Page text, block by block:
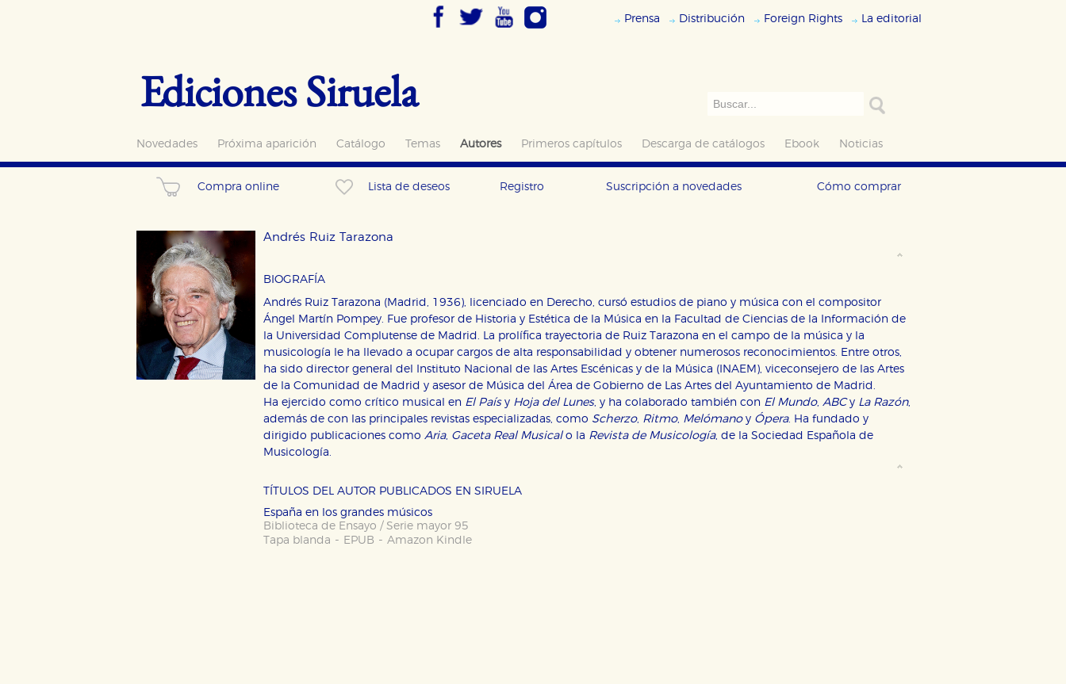
Prensa Distribución Foreign Rights La editorial
Ediciones Siruela
Novedades Próxima aparición Catálogo Temas Autores Primeros capítulos Descarga de catálogos Ebook Noticias
Compra online Lista de deseos Registro Suscripción a novedades Cómo comprar
Andrés Ruiz Tarazona
BIOGRAFÍA
Andrés Ruiz Tarazona (Madrid, 1936), licenciado en Derecho, cursó estudios de piano y música con el compositor
Ángel Martín Pompey. Fue profesor de Historia y Estética de la Música en la Facultad de Ciencias de la Información de
la Universidad Complutense de Madrid. La prolífica trayectoria de Ruiz Tarazona en el campo de la música y la
musicología le ha llevado a ocupar cargos de alta responsabilidad y obtener numerosos reconocimientos. Entre otros,
ha sido director general del Instituto Nacional de las Artes Escénicas y de la Música (INAEM), viceconsejero de las Artes
de la Comunidad de Madrid y asesor de Música del Área de Gobierno de Las Artes del Ayuntamiento de Madrid.
Ha ejercido como crítico musical en El Paísy Hoja del Lunes, y ha colaborado también con El Mundo, ABCy La Razón,
además de con las principales revistas especializadas, como Scherzo, Ritmo, Melómanoy Ópera. Ha fundado y
dirigido publicaciones como Aria, Gaceta Real Musicalo la Revista de Musicología, de la Sociedad Española de
Musicología.
TÍTULOS DEL AUTOR PUBLICADOS EN SIRUELA
España en los grandes músicos
Biblioteca de Ensayo / Serie mayor 95
Tapa blanda - EPUB - Amazon Kindle
CONFIGURACIÓN DE COOKIES HABILITAR TODO RECHAZAR TODO
Cookies necesarias
Estas cookies son necesarias para que nuestro sitio web funcione y no es posible deshabilitarlas desde nuestro sistema. Es posible
hacerlo desde el navegador, pero en ese caso es posible que algunas áreas de nuestra web dejen de funcionar correctamente.